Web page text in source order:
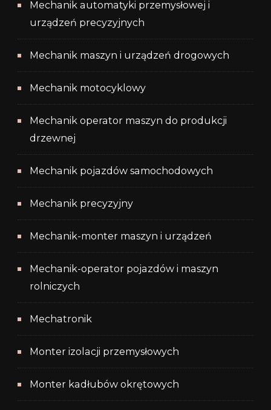
Mechanik automatyki przemysłowej i
urządzeń precyzyjnych
Mechanik maszyn i urządzeń drogowych
Mechanik motocyklowy
Mechanik operator maszyn do produkcji
drzewnej
Mechanik pojazdów samochodowych
Mechanik precyzyjny
Mechanik-monter maszyn i urządzeń
Mechanik-operator pojazdów i maszyn
rolniczych
Mechatronik
Monter izolacji przemysłowych
Monter kadłubów okrętowych